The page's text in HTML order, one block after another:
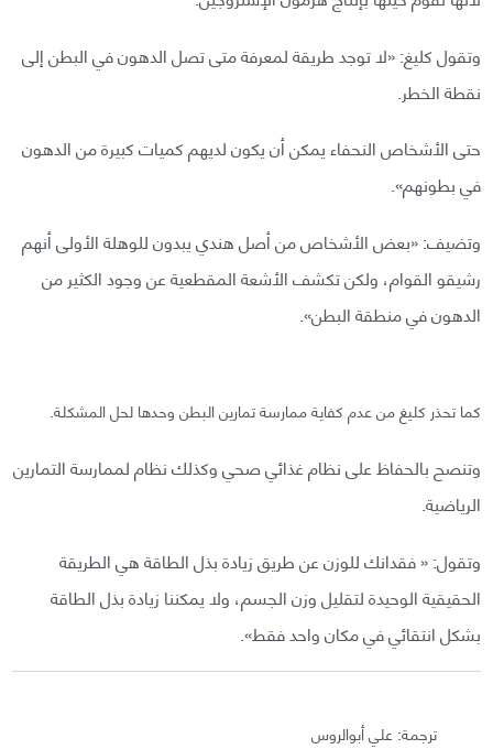
وتقول كليغ: «لا توجد طريقة لمعرفة متى تصل الدهون في البطن إلى
نقطة الخطر.
حتى الأشخاص النحفاء يمكن أن يكون لديهم كميات كبيرة من الدهون
في بطونهم».
وتضيف: «بعض الأشخاص من أصل هندي يبدون للوهلة الأولى أنهم
رشيقو القوام، ولكن تكشف الأشعة المقطعية عن وجود الكثير من
الدهون في منطقة البطن».
كما تحذر كليغ من عدم كفاية ممارسة تمارين البطن وحدها لحل المشكلة.
وتنصح بالحفاظ على نظام غذائي صحي وكذلك نظام لممارسة التمارين
الرياضية.
وتقول: « فقدانك للوزن عن طريق زيادة بذل الطاقة هي الطريقة
الحقيقية الوحيدة لتقليل وزن الجسم، ولا يمكننا زيادة بذل الطاقة
بشكل انتقائي في مكان واحد فقط».
ترجمة: علي أبوالروس